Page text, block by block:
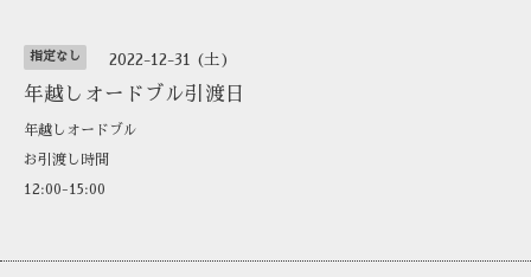
指定なし 2022-12-31 (土)
年越しオードブル引渡日
年越しオードブル
お引渡し時間
12:00-15:00